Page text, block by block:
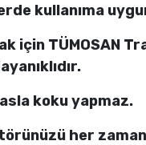
kullanıma
TÜMOSAN
koku yapmaz.
her